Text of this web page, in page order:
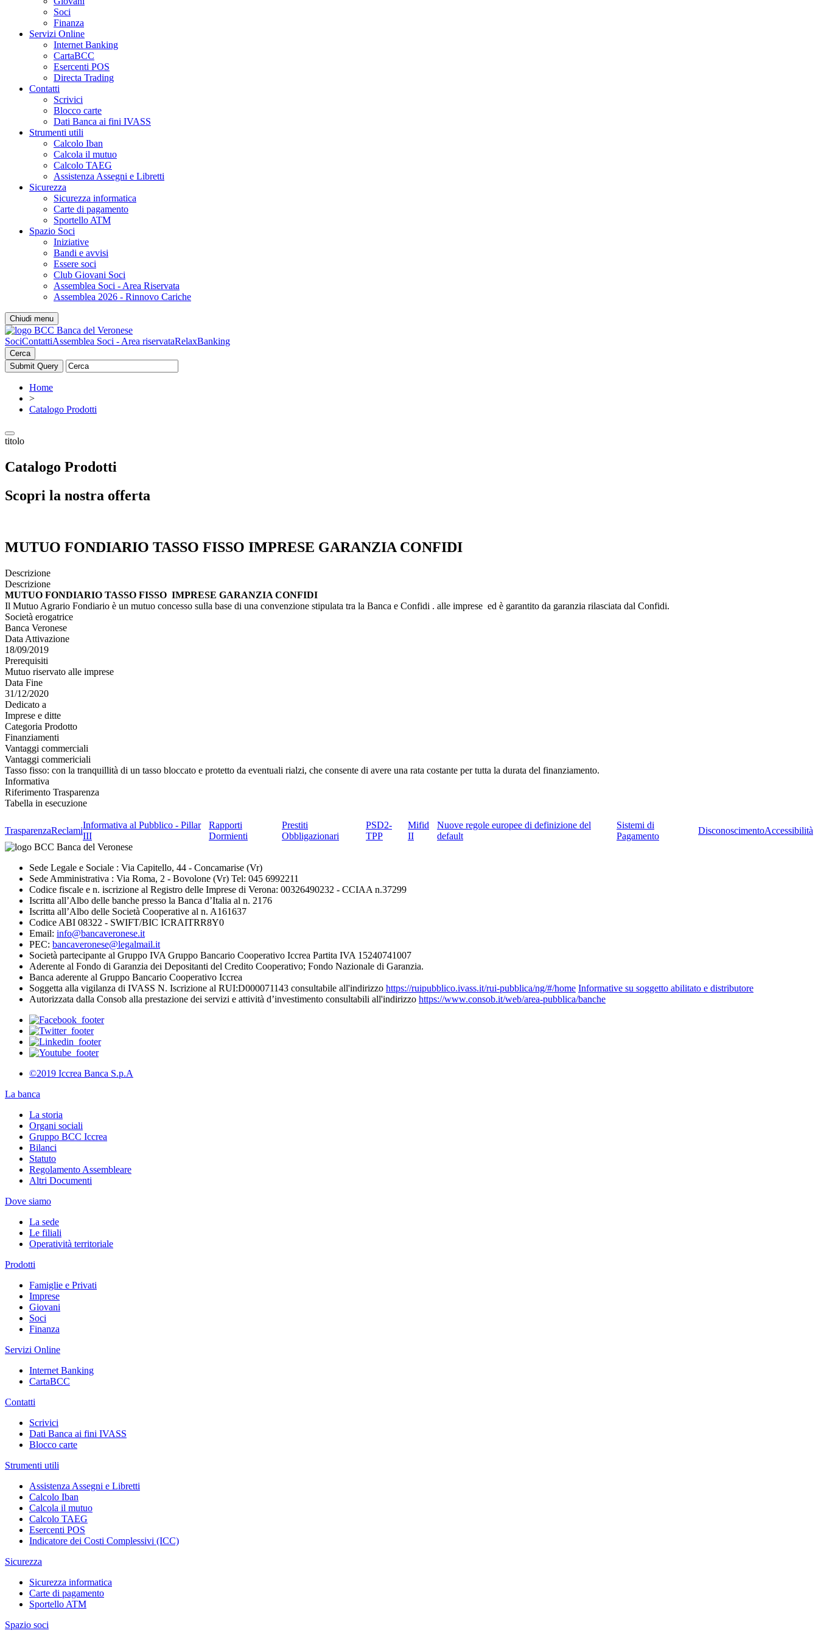
Soci
Finanza
Servizi Online
Internet Banking
CartaBCC
Esercenti POS
Directa Trading
Contatti
Scrivici
Blocco carte
Dati Banca ai fini IVASS
Strumenti utili
Calcolo Iban
Calcola il mutuo
Calcolo TAEG
Assistenza Assegni e Libretti
Sicurezza
Sicurezza informatica
Carte di pagamento
Sportello ATM
Spazio Soci
Iniziative
Bandi e avvisi
Essere soci
Club Giovani Soci
Assemblea Soci - Area Riservata
Assemblea 2026 - Rinnovo Cariche
Chiudi menu
SociContattiAssemblea Soci - Area riservataRelaxBanking
Cerca
Home
>
Catalogo Prodotti
titolo
Catalogo Prodotti
Scopri la nostra offerta
MUTUO FONDIARIO TASSO FISSO IMPRESE GARANZIA CONFIDI
Descrizione
Descrizione
MUTUO FONDIARIO TASSO FISSO IMPRESE GARANZIA CONFIDI
Il Mutuo Agrario Fondiario è un mutuo concesso sulla base di una convenzione stipulata tra la Banca e Confidi . alle imprese ed è garantito da garanzia rilasciata dal Confidi.
Società erogatrice
Banca Veronese
Data Attivazione
18/09/2019
Prerequisiti
Mutuo riservato alle imprese
Data Fine
31/12/2020
Dedicato a
Imprese e ditte
Categoria Prodotto
Finanziamenti
Vantaggi commerciali
Vantaggi commericiali
Tasso fisso: con la tranquillità di un tasso bloccato e protetto da eventuali rialzi, che consente di avere una rata costante per tutta la durata del finanziamento.
Informativa
Riferimento Trasparenza
Tabella in esecuzione
TrasparenzaReclami
Informativa al Pubblico - Pillar
III
Rapporti
Dormienti
Prestiti
Obbligazionari
PSD2-
TPP
Mifid
II
Nuove regole europee di definizione del
default
Sistemi di
Pagamento
DisconoscimentoAccessibilità
Sede Legale e Sociale : Via Capitello, 44 - Concamarise (Vr)
Sede Amministrativa : Via Roma, 2 - Bovolone (Vr) Tel: 045 6992211
Codice fiscale e n. iscrizione al Registro delle Imprese di Verona: 00326490232 - CCIAA n.37299
Iscritta all’Albo delle banche presso la Banca d’Italia al n. 2176
Iscritta all’Albo delle Società Cooperative al n. A161637
Codice ABI 08322 - SWIFT/BIC ICRAITRR8Y0
Email: info@bancaveronese.it
PEC: bancaveronese@legalmail.it
Società partecipante al Gruppo IVA Gruppo Bancario Cooperativo Iccrea Partita IVA 15240741007
Aderente al Fondo di Garanzia dei Depositanti del Credito Cooperativo; Fondo Nazionale di Garanzia.
Banca aderente al Gruppo Bancario Cooperativo Iccrea
Soggetta alla vigilanza di IVASS N. Iscrizione al RUI:D000071143 consultabile all'indirizzo https://ruipubblico.ivass.it/rui-pubblica/ng/#/home Informative su soggetto abilitato e distributore
Autorizzata dalla Consob alla prestazione dei servizi e attività d’investimento consultabili all'indirizzo https://www.consob.it/web/area-pubblica/banche
©2019 Iccrea Banca S.p.A
La banca
La storia
Organi sociali
Gruppo BCC Iccrea
Bilanci
Statuto
Regolamento Assembleare
Altri Documenti
Dove siamo
La sede
Le filiali
Operatività territoriale
Prodotti
Famiglie e Privati
Imprese
Giovani
Soci
Finanza
Servizi Online
Internet Banking
CartaBCC
Contatti
Scrivici
Dati Banca ai fini IVASS
Blocco carte
Strumenti utili
Assistenza Assegni e Libretti
Calcolo Iban
Calcola il mutuo
Calcolo TAEG
Esercenti POS
Indicatore dei Costi Complessivi (ICC)
Sicurezza
Sicurezza informatica
Carte di pagamento
Sportello ATM
Spazio soci